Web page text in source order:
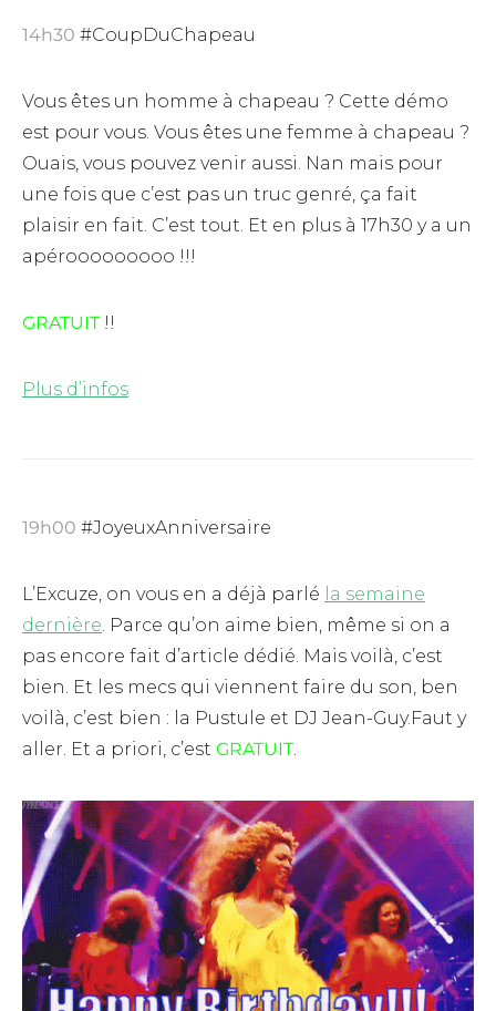
14h30 #CoupDuChapeau
Vous êtes un homme à chapeau ? Cette démo
est pour vous. Vous êtes une femme à chapeau ?
Ouais, vous pouvez venir aussi. Nan mais pour
une fois que c’est pas un truc genré, ça fait
plaisir en fait. C’est tout. Et en plus à 17h30 y a un
apérooooooooo !!!
GRATUIT!!
Plus d’infos
19h00 #JoyeuxAnniversaire
L’Excuze, on vous en a déjà parlé la semaine
dernière. Parce qu’on aime bien, même si on a
pas encore fait d’article dédié. Mais voilà, c’est
bien. Et les mecs qui viennent faire du son, ben
voilà, c’est bien : la Pustule et DJ Jean-Guy.Faut y
aller. Et a priori, c’est GRATUIT.